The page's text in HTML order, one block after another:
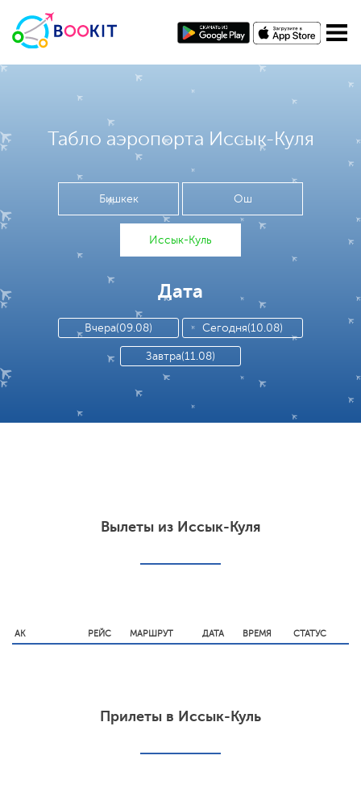
Табло аэропорта Иссык-Куля
Бишкек Ош
Иссык-Куль
Дата
Вчера(09.08) Сегодня(10.08)
Завтра(11.08)
Вылеты из Иссык-Куля
АК РЕЙС МАРШРУТ ДАТА ВРЕМЯ СТАТУС
Прилеты в Иссык-Куль